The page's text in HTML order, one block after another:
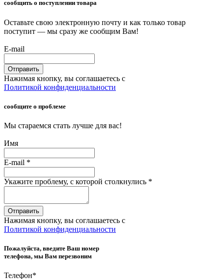
сообщить о поступлении товара
Оставьте свою электронную почту и как только товар
поступит — мы сразу же сообщим Вам!
E-mail
Отправить
Нажимая кнопку, вы соглашаетесь с
Политикой конфиденциальности
сообщите о проблеме
Мы стараемся стать лучше для вас!
Имя
E-mail *
Укажите проблему, с которой столкнулись *
Отправить
Нажимая кнопку, вы соглашаетесь с
Политикой конфиденциальности
Пожалуйста, введите Ваш номер
телефона, мы Вам перезвоним
Телефон*